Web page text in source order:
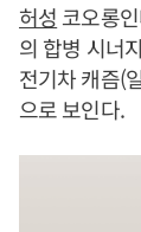
허성 코오롱
의 합병 시너
전기차 캐즘(
으로 보인다.